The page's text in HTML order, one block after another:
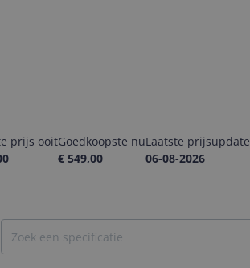
prijs ooitGoedkoopste nu
€ 549,00
Laatste prijsupdate
06-08-2026